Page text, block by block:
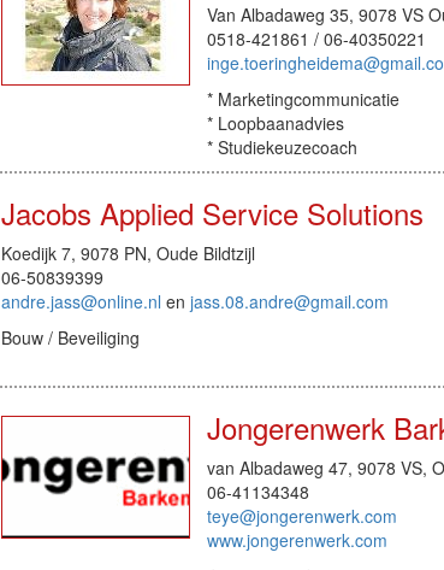
Van Albadaweg 35, 9078 VS
0518-421861 / 06-40350221
* Marketingcommunicatie
* Loopbaanadvies
* Studiekeuzecoach
Jacobs Applied Service Solutions
Koedijk 7, 9078 PN, Oude Bildtzijl
06-50839399
andre.jass@online.nl en jass.08.andre@gmail.com
Bouw / Beveiliging
Jongerenwerk
van Albadaweg 47, 9078 VS,
06-41134348
teye@jongerenwerk.com
www.jongerenwerk.com